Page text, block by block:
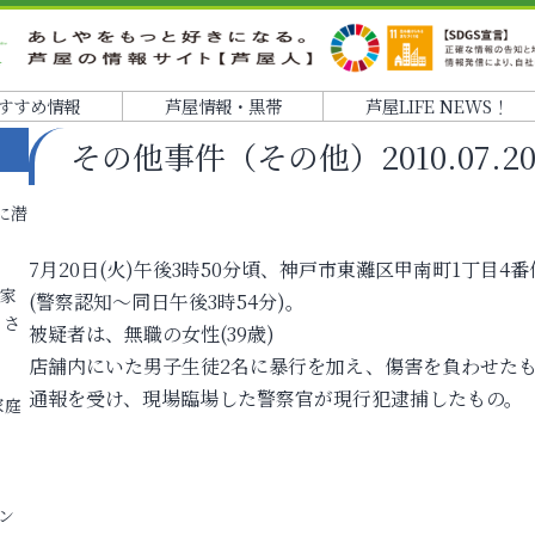
すめ情報 芦屋情報・黒帯 芦屋LIFE NEWS！
その他事件（その他）
7月20日(火)午後3時50分頃、神戸市東灘区甲南町1丁目4
(警察認知～同日午後3時54分)。
被疑者は、無職の女性(39歳)
店舗内にいた男子生徒2名に暴行を加え、傷害を負わせたも
通報を受け、現場臨場した警察官が現行犯逮捕したもの。
潜